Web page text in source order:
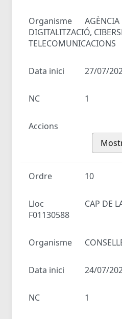
Organisme
AGÈNCIA
DIGITALITZACIÓ,
TELECOMUNICACIONS
Data inici 27/07/
NC 1
Accions
Ordre 10
Lloc
CAP DE
F01130588
Organisme
Data inici 24/07/
NC 1